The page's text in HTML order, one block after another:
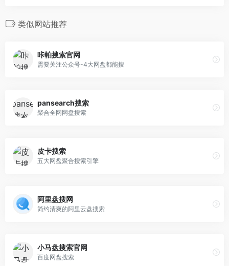
类似网站推荐
咔帕搜索官网
需要关注公众号-4大网盘都能搜
pansearch搜索
聚合全网网盘搜索
皮卡搜索
五大网盘聚合搜索引擎
阿里盘搜网
简约清爽的阿里云盘搜索
小马盘搜索官网
百度网盘搜索